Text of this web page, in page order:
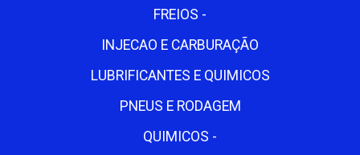
FREIOS -
INJECAO E CARBURAÇÃO
LUBRIFICANTES E QUIMICOS
PNEUS E RODAGEM
QUIMICOS -